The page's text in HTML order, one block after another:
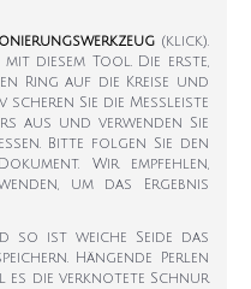
(klick).
diesem Tool. Die erste,
Ring auf die Kreise und
Sie die Messleiste
aus und verwenden Sie
Bitte folgen Sie den
Wir empfehlen,
um das Ergebnis
so ist weiche Seide das
Hängende Perlen
es die verknotete Schnur